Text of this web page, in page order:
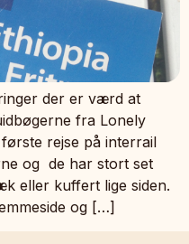
der er værd at
fra Lonely
rejse på interrail
og de har stort set
eller kuffert lige siden.
og […]